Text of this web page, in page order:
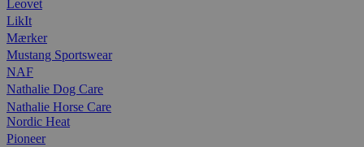
Leovet
LikIt
Mærker
Mustang Sportswear
NAF
Nathalie Dog Care
Nathalie Horse Care
Nordic Heat
Pioneer